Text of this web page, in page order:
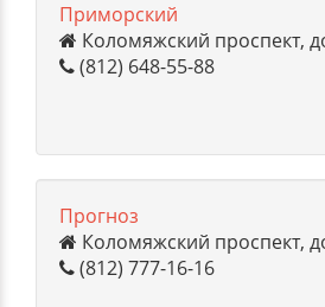
Приморский
Коломяжский проспект,
(812) 648-55-88
Прогноз
Коломяжский проспект,
(812) 777-16-16